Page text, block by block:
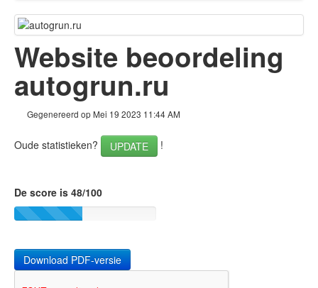
Terug naar boven
Links
Keywords
Mobile
Optimalisatie
PageSpeed Insights
Website beoordeling
autogrun.ru
Gegenereerd op Mei 19 2023 11:44 AM
Oude statistieken? UPDATE !
De score is 48/100
Download PDF-versie